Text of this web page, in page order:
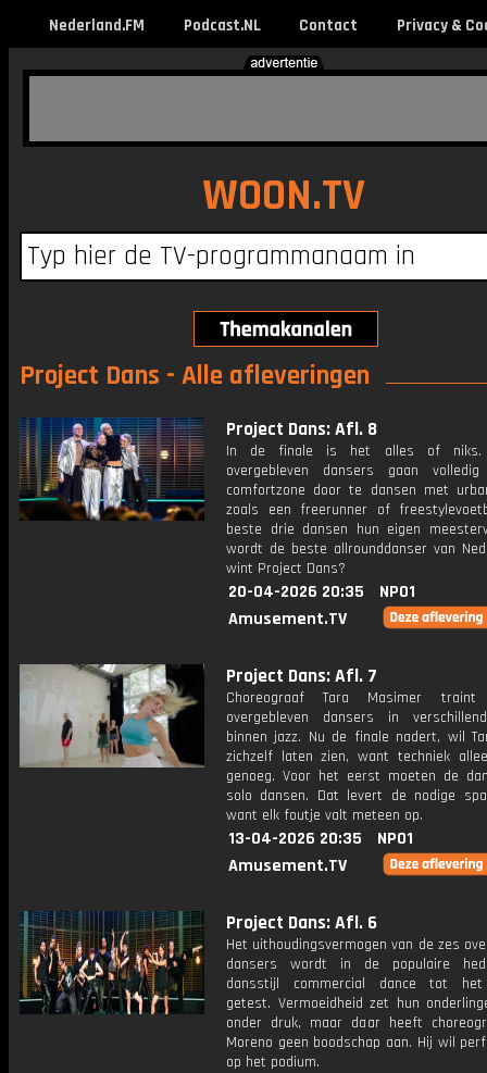
Nederland.FM Podcast.NL Contact Privacy &
WOON.TV
Project Dans - Alle afleveringen
Project Dans: Afl. 8
In de finale is het alles of niks.
overgebleven dansers gaan
comfortzone door te dansen met
zoals een freerunner of
beste drie dansen hun eigen
wordt de beste allrounddanser van
wint Project Dans?
20-04-2026 20:35
NPO1
Amusement.TV
Project Dans: Afl. 7
Choreograaf Tara Masimer
overgebleven dansers in
binnen jazz. Nu de finale nadert, wil
zichzelf laten zien, want techniek
genoeg. Voor het eerst moeten de
solo dansen. Dat levert de nodige
want elk foutje valt meteen op.
13-04-2026 20:35
NPO1
Amusement.TV
Project Dans: Afl. 6
Het uithoudingsvermogen van de zes
dansers wordt in de populaire
dansstijl commercial dance tot
getest. Vermoeidheid zet hun
onder druk, maar daar heeft
Moreno geen boodschap aan. Hij wil
op het podium.